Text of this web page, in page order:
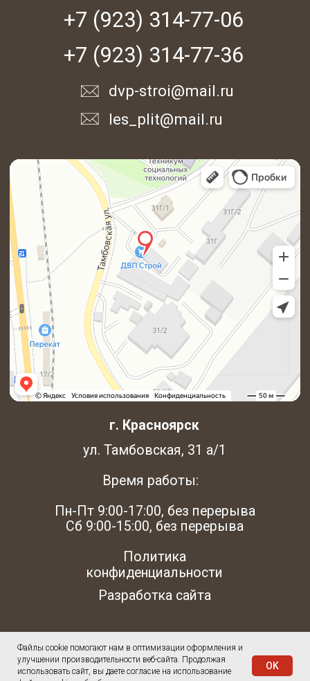
Файлы cookie помогают нам в оптимизации оформления и
улучшении производительности веб-сайта. Продолжая
использовать сайт, вы даете согласие на использование
OK
Made on Tilda